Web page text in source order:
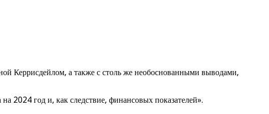
Керрисдейлом, а также с столь же необоснованными выводами,
2024 год и, как следствие, финансовых показателей».